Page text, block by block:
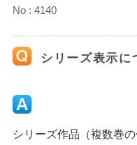
No : 4140
シリーズ表示に
シリーズ作品（複数巻